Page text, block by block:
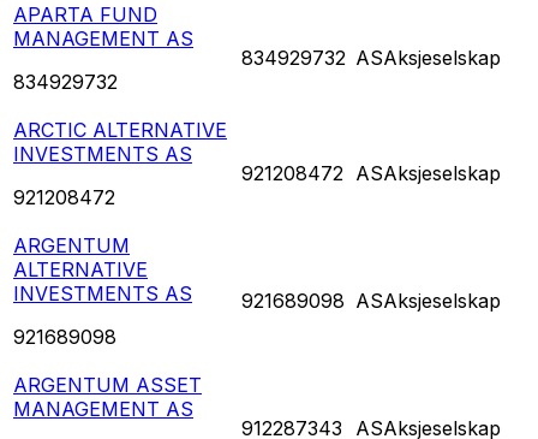
APARTA FUND
MANAGEMENT AS
834929732
834929732 ASAksjeselskap
ARCTIC ALTERNATIVE
INVESTMENTS AS
921208472
921208472 ASAksjeselskap
ARGENTUM
ALTERNATIVE
INVESTMENTS AS
921689098
921689098 ASAksjeselskap
ARGENTUM ASSET
MANAGEMENT AS
912287343
ASAksjeselskap